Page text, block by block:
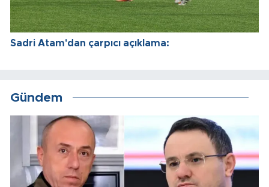
Sadri Atam'dan çarpıcı açıklama:
Gündem